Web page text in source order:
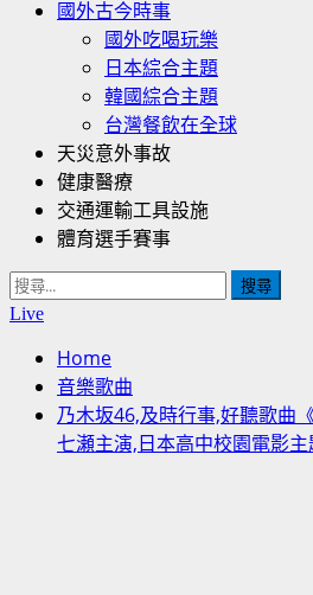
國外古今時事
國外吃喝玩樂
日本綜合主題
韓國綜合主題
台灣餐飲在全球
天災意外事故
健康醫療
交通運輸工具設施
體育選手賽事
搜
尋
Live
Home
音樂歌曲
乃木坂46,及時行事,好聽歌曲
七瀬主演,日本高中校園電影主